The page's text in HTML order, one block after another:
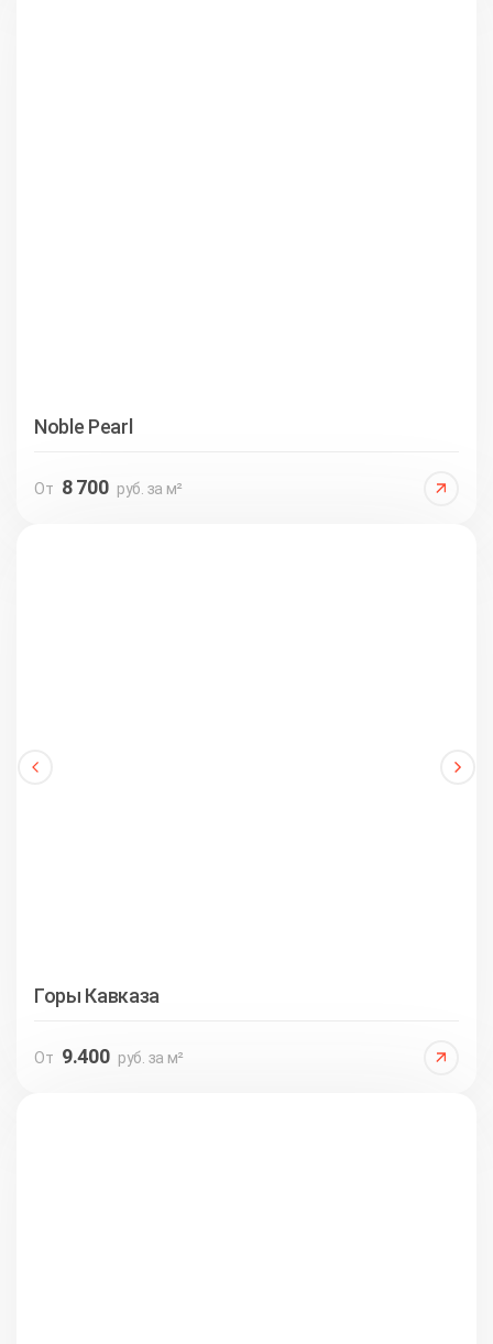
Noble Pearl
От 8 700 руб. за м²
Горы Кавказа
От 9.400 руб. за м²